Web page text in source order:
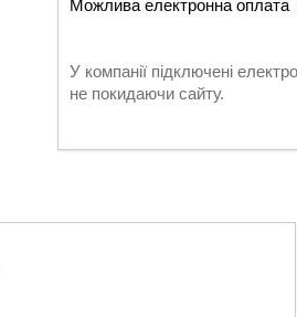
У компанії підключені
не покидаючи сайту.